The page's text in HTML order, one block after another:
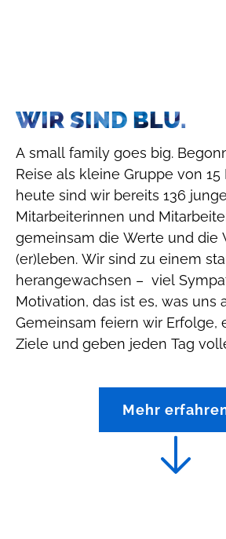
Mehr
WIR SIND BLU.
A small family goes big.
Reise als kleine Gruppe von
heute sind wir bereits 136 junge
Mitarbeiterinnen und
gemeinsam die Werte und die
(er)leben. Wir sind zu einem
herangewachsen – viel
Motivation, das ist es, was uns
Gemeinsam feiern wir Erfolge,
Ziele und geben jeden Tag